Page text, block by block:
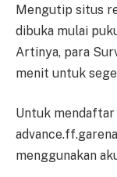
Mengutip situs
dibuka mulai
Artinya, para
menit untuk
Untuk
menggunakan